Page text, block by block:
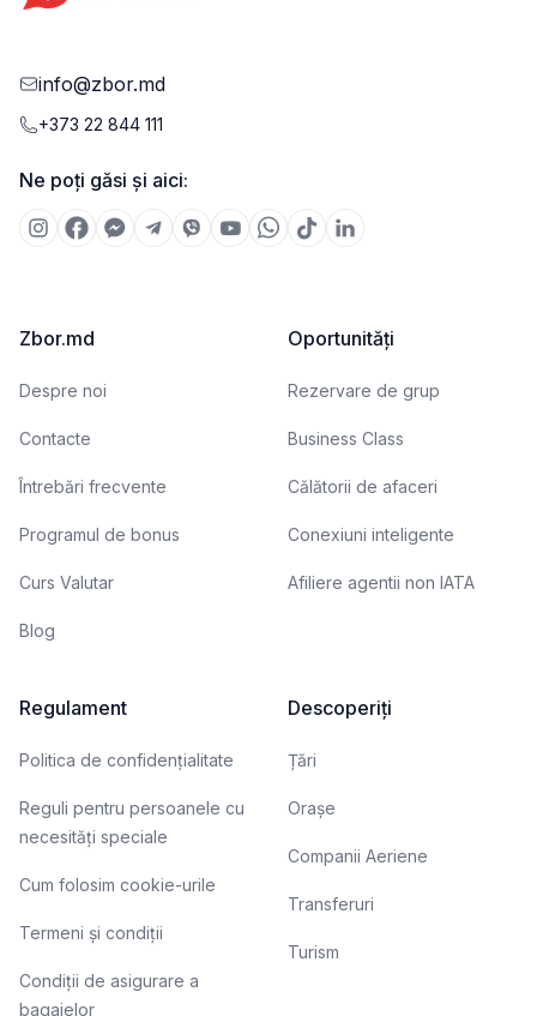
info@zbor.md
+373 22 844 111
Ne poți găsi și aici:
Zbor.md
Despre noi
Contacte
Întrebări frecvente
Programul de bonus
Curs Valutar
Blog
Oportunități
Rezervare de grup
Business Class
Călătorii de afaceri
Conexiuni inteligente
Afiliere agentii non IATA
Regulament
Politica de confidențialitate
Reguli pentru persoanele cu
necesități speciale
Cum folosim cookie-urile
Termeni și condiții
Condiții de asigurare a
bagajelor
Descoperiți
Țări
Orașe
Companii Aeriene
Transferuri
Turism